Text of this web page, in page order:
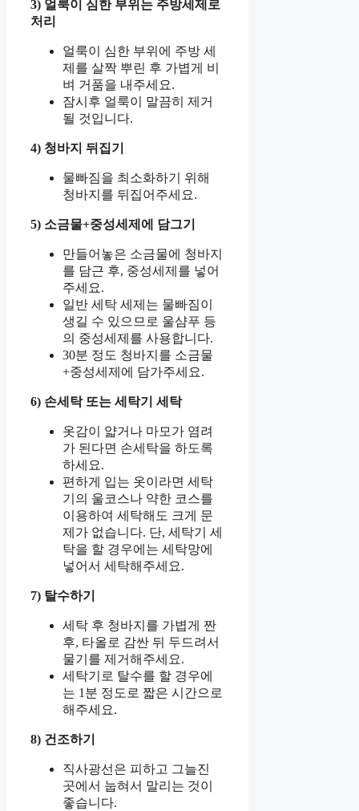
3) 얼룩이 심한 부위는 주방세제로
처리
얼룩이 심한 부위에 주방 세
제를 살짝 뿌린 후 가볍게 비
벼 거품을 내주세요.
잠시후 얼룩이 말끔히 제거
될 것입니다.
4) 청바지 뒤집기
물빠짐을 최소화하기 위해
청바지를 뒤집어주세요.
5) 소금물+중성세제에 담그기
만들어놓은 소금물에 청바지
를 담근 후, 중성세제를 넣어
주세요.
일반 세탁 세제는 물빠짐이
생길 수 있으므로 울샴푸 등
의 중성세제를 사용합니다.
30분 정도 청바지를 소금물
+중성세제에 담가주세요.
6) 손세탁 또는 세탁기 세탁
옷감이 얇거나 마모가 염려
가 된다면 손세탁을 하도록
하세요.
편하게 입는 옷이라면 세탁
기의 울코스나 약한 코스를
이용하여 세탁해도 크게 문
제가 없습니다. 단, 세탁기 세
탁을 할 경우에는 세탁망에
넣어서 세탁해주세요.
7) 탈수하기
세탁 후 청바지를 가볍게 짠
후, 타올로 감싼 뒤 두드려서
물기를 제거해주세요.
세탁기로 탈수를 할 경우에
는 1분 정도로 짧은 시간으로
해주세요.
8) 건조하기
직사광선은 피하고 그늘진
곳에서 눕혀서 말리는 것이
좋습니다.